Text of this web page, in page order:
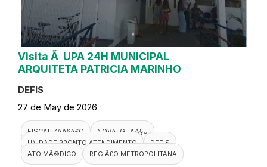
Visita Ã UPA 24H MUNICIPAL
ARQUITETA PATRICIA MARINHO
DEFIS
27 de May de 2026
FISCALIZAÃ§Ã£O
NOVA IGUAÃ§U
UNIDADE PRONTO ATENDIMENTO
DEFIS
ATO MÃ©DICO
REGIÃ£O METROPOLITANA